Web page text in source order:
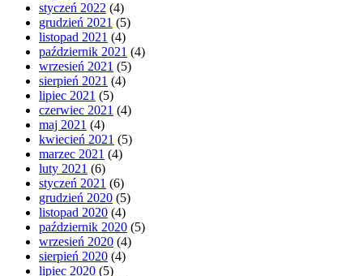
styczeń 2022 (4)
grudzień 2021 (5)
listopad 2021 (4)
październik 2021 (4)
wrzesień 2021 (5)
sierpień 2021 (4)
lipiec 2021 (5)
czerwiec 2021 (4)
maj 2021 (4)
kwiecień 2021 (5)
marzec 2021 (4)
luty 2021 (6)
styczeń 2021 (6)
grudzień 2020 (5)
listopad 2020 (4)
październik 2020 (5)
wrzesień 2020 (4)
sierpień 2020 (4)
lipiec 2020 (5)